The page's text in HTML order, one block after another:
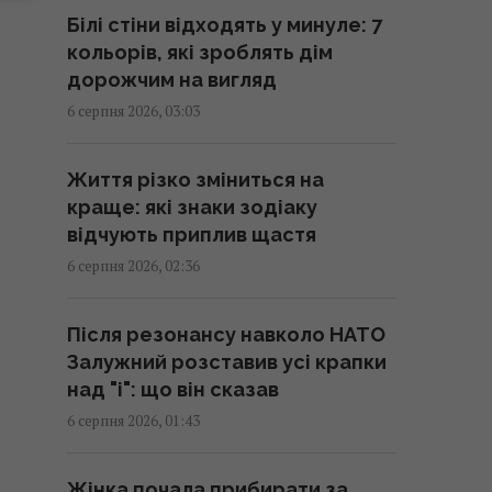
Шестимісячним немовлятам
показали павуків і квіти: реакція
очей здивувала вчених
Новий рівень ескалації: The
Guardian про вибухівку біля
українського літака в Лейпцигу
Роналду похизувався у мережі
колекцією ексклюзивних
суперкарів
Білі стіни відходять у минуле: 7
кольорів, які зроблять дім
дорожчим на вигляд
6 серпня 2026, 03:03
Життя різко зміниться на
краще: які знаки зодіаку
відчують приплив щастя
6 серпня 2026, 02:36
Після резонансу навколо НАТО
Залужний розставив усі крапки
над "і": що він сказав
6 серпня 2026, 01:43